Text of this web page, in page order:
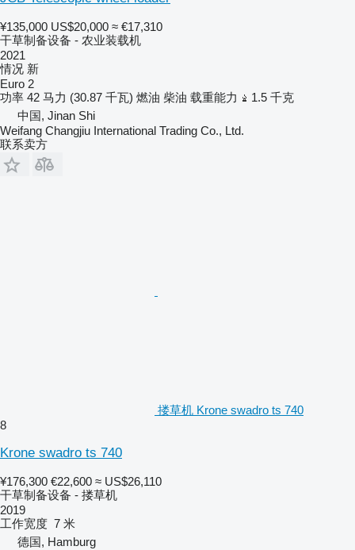
¥135,000 US$20,000 ≈ €17,310
干草制备设备 - 农业装载机
2021
情况 新
Euro 2
功率 42 马力 (30.87 千瓦) 燃油 柴油 载重能力
1.5 千克
中国, Jinan Shi
Weifang Changjiu International Trading Co., Ltd.
联系卖方
搂草机 Krone swadro ts 740
8
Krone swadro ts 740
¥176,300 €22,600 ≈ US$26,110
干草制备设备 - 搂草机
2019
工作宽度 7 米
德国, Hamburg